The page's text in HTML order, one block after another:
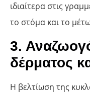
ιδιαίτερα στις
το στόμα και το
3.
δέρματος
Η βελτίωση της